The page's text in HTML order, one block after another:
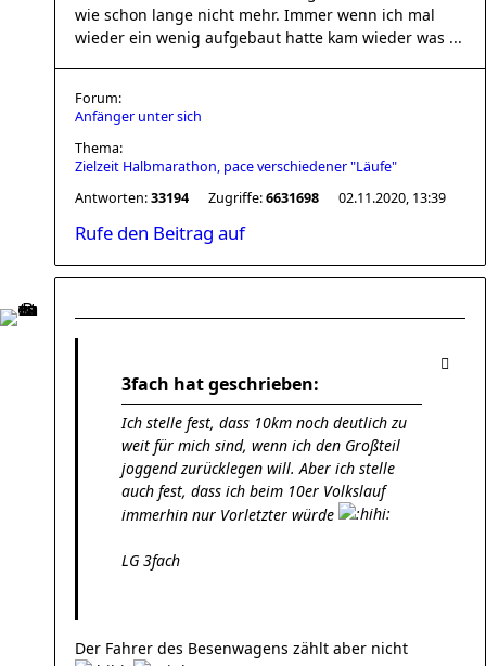
wie schon lange nicht mehr. Immer wenn ich mal
wieder ein wenig aufgebaut hatte kam wieder was ...
Forum:
Anfänger unter sich
Thema:
Zielzeit Halbmarathon, pace verschiedener "Läufe"
Antworten:33194 Zugriffe:6631698 02.11.2020, 13:39
Rufe den Beitrag auf
3fach hat geschrieben:
Ich stelle fest, dass 10km noch deutlich zu
weit für mich sind, wenn ich den Großteil
joggend zurücklegen will. Aber ich stelle
auch fest, dass ich beim 10er Volkslauf
immerhin nur Vorletzter würde
LG 3fach
Der Fahrer des Besenwagens zählt aber nicht